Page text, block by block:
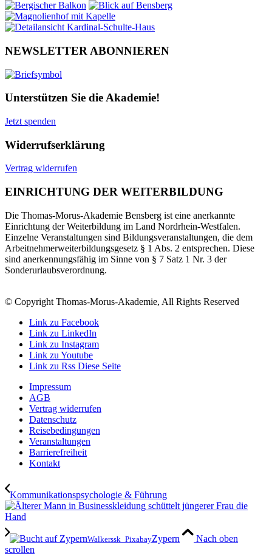
NEWSLETTER ABONNIEREN
Unterstützen Sie die Akademie!
Jetzt spenden
Widerrufserklärung
Vertrag widerrufen
EINRICHTUNG DER WEITERBILDUNG
Die Thomas-Morus-Akademie Bensberg ist eine anerkannte
Einrichtung der Weiterbildung im Land Nordrhein-Westfalen.
Einzelne Veranstaltungen sind Bildungsveranstaltungen, die dem
Arbeitnehmerweiterbildungsgesetz § 1 Abs. 2 entsprechen. Diese
sind anerkennungsfähig im Sinne von § 7 Satz 1 Nr. 3 der
Sonderurlaubsverordnung.
© Copyright Thomas-Morus-Akademie, All Rights Reserved
Link zu Facebook
Link zu LinkedIn
Link zu Instagram
Link zu Youtube
Link zu Rss Diese Seite
Impressum
AGB
Vertrag widerrufen
Datenschutz
Reisebedingungen
Veranstaltungen
Barrierefreiheit
Kontakt
Kommunikationspsychologie & Führung
Walkerssk_PixabayZypern
Nach oben
scrollen